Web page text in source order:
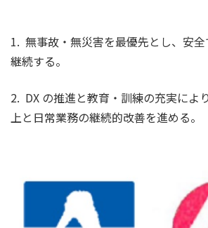
1. 無事故・無災害を最優先とし、安
継続する。
2. DX の推進と教育・訓練の充実によ
上と 日常業務の継続的改善を進める。